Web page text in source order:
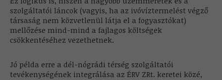
szolgáltatói láncok (vagyis, ha az ivóvíztermelést végző
társaság nem közvetlenül látja el a fogyasztókat)
mellőzése mind-mind a fajlagos költségek
csökkentéséhez vezethetnek.
Jó példa erre a dél-nógrádi térség szolgáltatói
tevékenységének integrálása az ÉRV ZRt. keretei közé,